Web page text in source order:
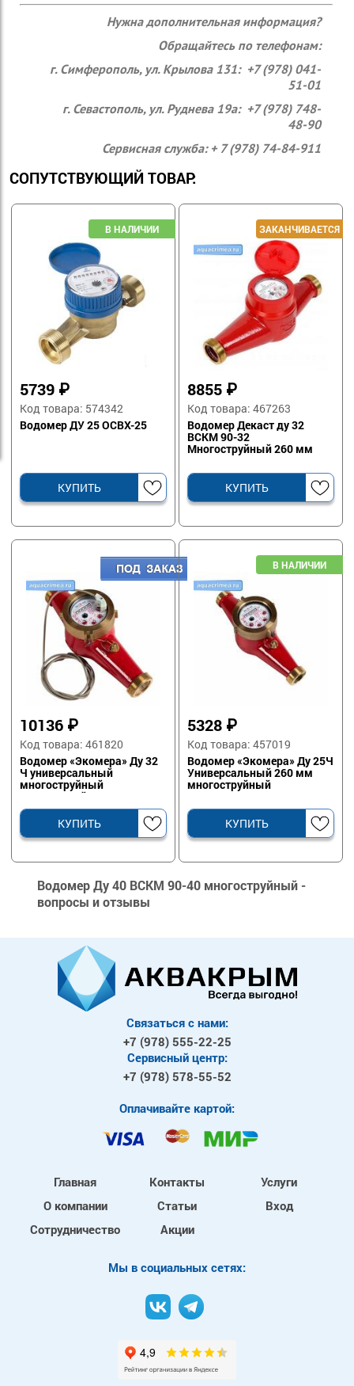
Нужна дополнительная информация?
Обращайтесь по телефонам:
г. Симферополь, ул. Крылова 131: +7 (978) 041-
51-01
г. Севастополь, ул. Руднева 19а: +7 (978) 748-
48-90
Сервисная служба: + 7 (978) 74-84-911
СОПУТСТВУЮЩИЙ ТОВАР:
5739 ₽
Код товара: 574342
Водомер ДУ 25 ОСВХ-25
КУПИТЬ
8855 ₽
Код товара: 467263
Водомер Декаст ду 32
ВСКМ 90-32
Многоструйный 260 мм
КУПИТЬ
10136 ₽
Код товара: 461820
Водомер «Экомера» Ду 32
Ч универсальный
многоструйный
импульсный
КУПИТЬ
5328 ₽
Код товара: 457019
Водомер «Экомера» Ду 25Ч
Универсальный 260 мм
многоструйный
КУПИТЬ
Водомер Ду 40 ВСКМ 90-40 многоструйный -
вопросы и отзывы
Связаться с нами:
+7 (978) 555-22-25
Сервисный центр:
+7 (978) 578-55-52
Оплачивайте картой:
Главная
О компании
Сотрудничество
Контакты
Статьи
Акции
Услуги
Вход
Mы в социальных сетях: